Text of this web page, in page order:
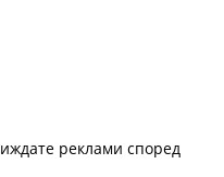
реклами според